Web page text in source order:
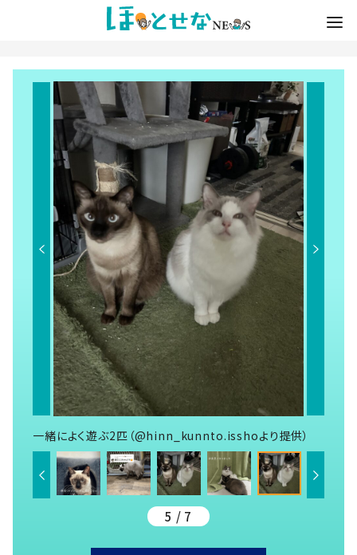
一緒によく遊ぶ2匹（@hinn_kunnto.isshoより提供）
5 / 7